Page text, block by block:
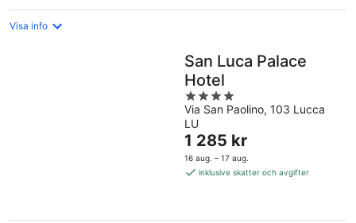
Visa info
San Luca Palace
Hotel
4
out
of
5
Via San Paolino, 103 Lucca
LU
Priset
är
1 285 kr
1 285 kr
16 aug. – 17 aug.
inklusive skatter och avgifter